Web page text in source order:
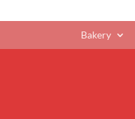
Bakery